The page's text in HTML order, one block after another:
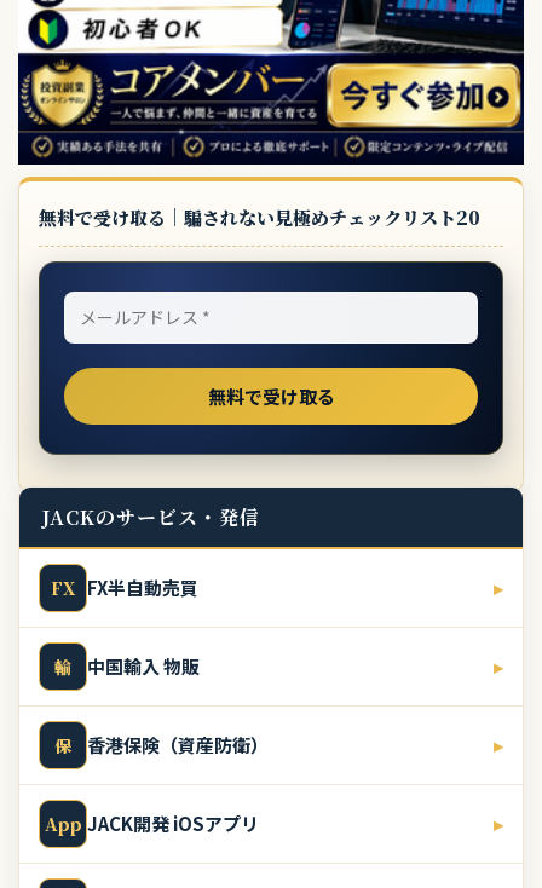
無料で受け取る｜騙されない見極めチェックリスト20
JACKのサービス・発信
FX FX半自動売買 ▸
輸 中国輸入 物販 ▸
保 香港保険（資産防衛） ▸
App JACK開発 iOSアプリ ▸